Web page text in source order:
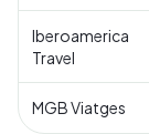
Iberoamerica
Travel
MGB Viatges